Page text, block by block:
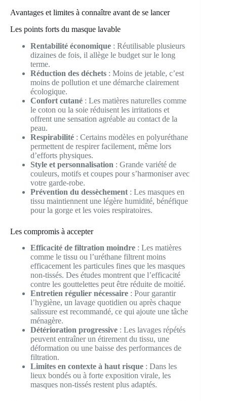
Avantages et limites à connaître avant de se lancer
Les points forts du masque lavable
Rentabilité économique : Réutilisable plusieurs
dizaines de fois, il allège le budget sur le long
terme.
Réduction des déchets : Moins de jetable, c’est
moins de pollution et une démarche clairement
écologique.
Confort cutané : Les matières naturelles comme
le coton ou la soie réduisent les irritations et
offrent une sensation agréable au contact de la
peau.
Respirabilité : Certains modèles en polyuréthane
permettent de respirer facilement, même lors
d’efforts physiques.
Style et personnalisation : Grande variété de
couleurs, motifs et coupes pour s’harmoniser avec
votre garde-robe.
Prévention du dessèchement : Les masques en
tissu maintiennent une légère humidité, bénéfique
pour la gorge et les voies respiratoires.
Les compromis à accepter
Efficacité de filtration moindre : Les matières
comme le tissu ou l’uréthane filtrent moins
efficacement les particules fines que les masques
non-tissés. Des études montrent que l’efficacité
contre les gouttelettes peut être réduite de moitié.
Entretien régulier nécessaire : Pour garantir
l’hygiène, un lavage quotidien ou après chaque
salissure est recommandé, ce qui ajoute une tâche
ménagère.
Détérioration progressive : Les lavages répétés
peuvent entraîner un étirement du tissu, une
déformation ou une baisse des performances de
filtration.
Limites en contexte à haut risque : Dans les
lieux bondés ou à forte exposition virale, les
masques non-tissés restent plus adaptés.